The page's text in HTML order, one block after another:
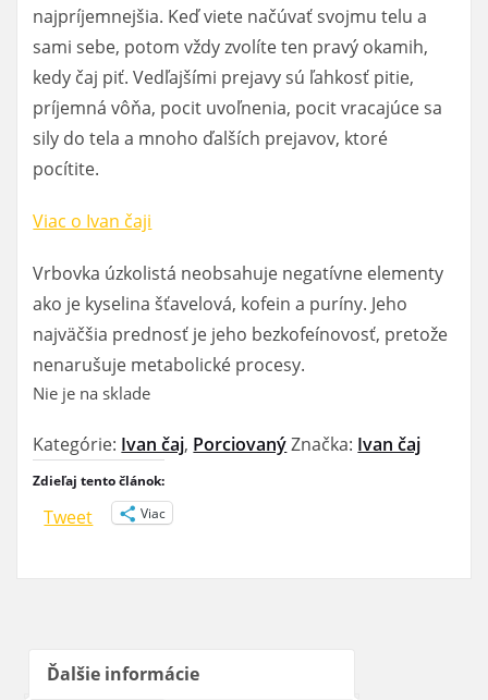
najpríjemnejšia. Keď viete načúvať svojmu telu a
sami sebe, potom vždy zvolíte ten pravý okamih,
kedy čaj piť. Vedľajšími prejavy sú ľahkosť pitie,
príjemná vôňa, pocit uvoľnenia, pocit vracajúce sa
sily do tela a mnoho ďalších prejavov, ktoré
pocítite.
Viac o Ivan čaji
Vrbovka úzkolistá neobsahuje negatívne elementy
ako je kyselina šťavelová, kofein a puríny. Jeho
najväčšia prednosť je jeho bezkofeínovosť, pretože
nenarušuje metabolické procesy.
Nie je na sklade
Kategórie: Ivan čaj, PorciovanýZnačka: Ivan čaj
Zdieľaj tento článok:
Tweet Viac
Ďalšie informácie